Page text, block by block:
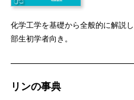
化学工学を基礎から全般的に解説
部生初学者向き。
リンの事典